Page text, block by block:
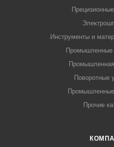
Инструменты и
Промышленные
Поворотные
Прочие